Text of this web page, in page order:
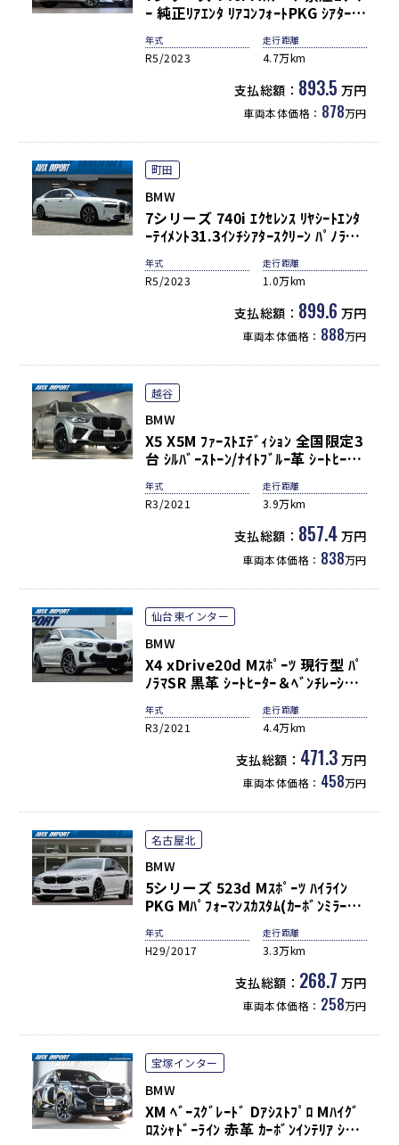
ｰ 純正ﾘｱｴﾝﾀ ﾘｱｺﾝﾌｫｰﾄPKG ｼｱﾀｰｽ
ｰﾄﾋｰﾀｰ ﾍﾞﾝﾁﾚｰﾀｰ ﾏｯｻｰｼﾞ HUD ﾗｲ
ﾌﾞｺｯｸﾋﾟｯﾄ ﾅﾋﾞ TV ﾄｯﾌﾟﾋﾞｭｰ&3Dｶ
ﾒﾗ LEDﾍｯﾄﾞﾗｲﾄ ACC PDC
Bowers & Wilkins 20ｲﾝﾁAW
年式
R5/2023
走行距離
4.7万km
支払総額： 893.5 万円
車両本体価格： 878万円
町田
BMW
7シリーズ 740i ｴｸｾﾚﾝｽ ﾘﾔｼｰﾄｴﾝﾀ
ｰﾃｲﾒﾝﾄ31.3ｲﾝﾁｼｱﾀｰｽｸﾘｰﾝ ﾊﾟﾉﾗﾏ
SR B&Wｻﾗｳﾝﾄﾞｻｳﾝﾄﾞ ｵｰﾄﾏﾁｯｸﾄﾞｱ
ｿﾌﾄｸﾛｰｽﾞ Dｱｼｽﾄﾌﾟﾛﾌｪｯｼｮﾅﾙ ﾅﾋﾞ
TV 360°ｶﾒﾗ BMWﾗｲﾌﾞｺｯｸﾋﾟｯﾄ ﾋｰ
ﾀｰ ﾍﾞﾝﾁﾚｰｼｮﾝ ﾏｯｻｰｼﾞ CarPlay対
応 20AW 禁煙
年式
R5/2023
走行距離
1.0万km
支払総額： 899.6 万円
車両本体価格： 888万円
越谷
BMW
X5 X5M ﾌｧｰｽﾄｴﾃﾞｨｼｮﾝ 全国限定3
台 ｼﾙﾊﾞｰｽﾄｰﾝ/ﾅｲﾄﾌﾞﾙｰ革 ｼｰﾄﾋｰﾀｰ
ｶｰﾎﾞﾝｲﾝﾃﾘｱ 4ｿﾞｰﾝAC＆ｽﾃｱﾘﾝｸﾞﾋｰ
ﾀｰ 純正HDDﾅﾋﾞ 3Dﾋﾞｭｰｶﾒﾗ Pｱｼｽ
ﾄﾌﾟﾛ＆HUD Dｱｼｽﾄﾌﾟﾛ ｶｰﾎﾞﾝﾐﾗｰ
＆ｴﾝｼﾞﾝｷｬｯﾌﾟ 専用21/22AW 禁煙
年式
R3/2021
走行距離
3.9万km
支払総額： 857.4 万円
車両本体価格： 838万円
仙台東インター
BMW
X4 xDrive20d Mｽﾎﾟｰﾂ 現行型 ﾊﾟ
ﾉﾗﾏSR 黒革 ｼｰﾄﾋｰﾀｰ＆ﾍﾞﾝﾁﾚｰｼｮﾝ
ｰ＆HUD Pｱｼｽﾄ＆Dｱｼｽﾄﾌﾟﾛ LEDﾍ
ｯﾄﾞﾗｲﾄ 電動Rｹﾞｰﾄ 専用ｻｽﾍﾟﾝｼｮﾝ
純正OP20ｲﾝﾁAW
年式
R3/2021
走行距離
4.4万km
支払総額： 471.3 万円
車両本体価格： 458万円
名古屋北
BMW
5シリーズ 523d Mｽﾎﾟｰﾂ ﾊｲﾗｲﾝ
PKG Mﾊﾟﾌｫｰﾏﾝｽｶｽﾀﾑ(ｶｰﾎﾞﾝﾐﾗｰ&ﾄ
ﾗﾝｸｽﾎﾟｲﾗｰ/20ｲﾝﾁAW/ｻｲﾄﾞﾃﾞｶｰﾙ)
黒革 ﾊﾟﾜｰｼｰﾄ 前後ｼｰﾄﾋｰﾀｰ ACC ﾅ
ﾋﾞ TV 全周ｶﾒﾗ ﾊﾟﾜｰﾄﾗﾝｸ LEDﾍｯ
年式
H29/2017
走行距離
3.3万km
支払総額： 268.7 万円
車両本体価格： 258万円
宝塚インター
BMW
XM ﾍﾞｰｽｸﾞﾚｰﾄﾞ Dｱｼｽﾄﾌﾟﾛ Mﾊｲｸﾞ
ﾛｽｼｬﾄﾞｰﾗｲﾝ 赤革 ｶｰﾎﾞﾝｲﾝﾃﾘｱ ｼｰﾄ